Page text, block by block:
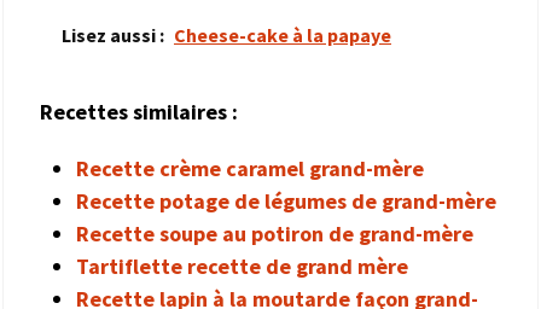
Lisez aussi : Cheese-cake à la papaye
Recettes similaires :
Recette crème caramel grand-mère
Recette potage de légumes de grand-mère
Recette soupe au potiron de grand-mère
Tartiflette recette de grand mère
Recette lapin à la moutarde façon grand-